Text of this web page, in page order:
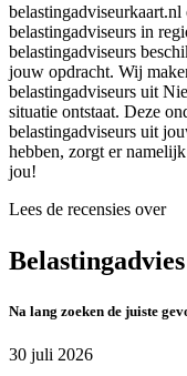
belastingadviseurs in
belastingadviseurs
jouw opdracht. Wij
belastingadviseurs uit
situatie ontstaat. Deze
belastingadviseurs uit
hebben, zorgt er
jou!
Lees de recensies over
Na lang zoeken de juiste
30 juli 2026